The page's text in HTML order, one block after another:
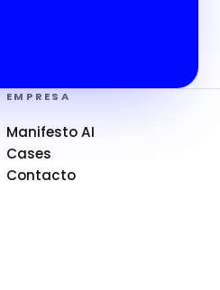
EMPRESA
Manifesto AI
Cases
Contacto